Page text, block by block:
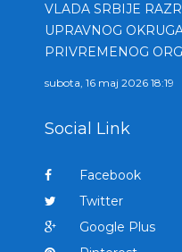
VLADA SRBIJE
UPRAVNOG
PRIVREMENOG
subota, 16 maj 2026 18:19
Social Link
Facebook
Twitter
Google Plus